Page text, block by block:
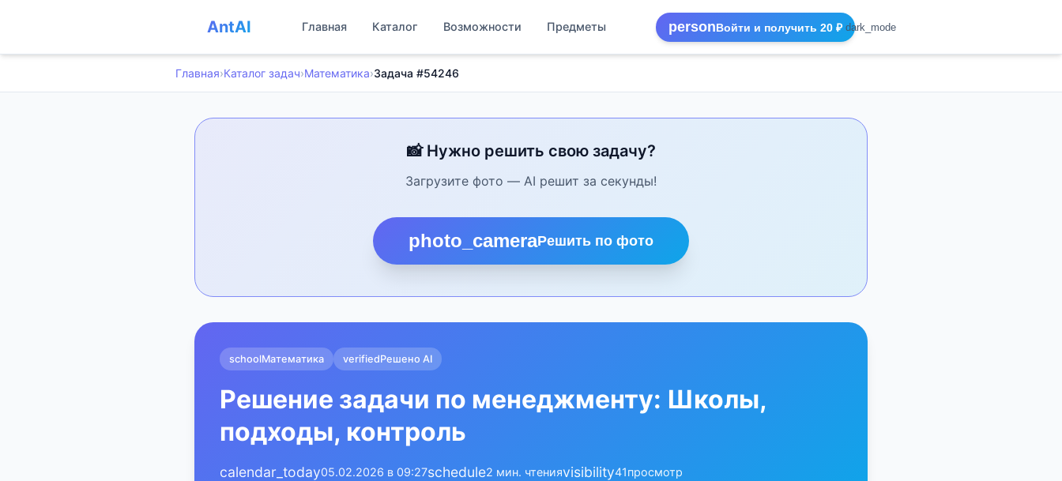
AntAI Главная Каталог Возможности Предметы personВойти и получить 20 ₽ dark_mode
Главная›Каталог задач›Математика›Задача #54246
📸 Нужно решить свою задачу?
Загрузите фото — AI решит за секунды!
photo_cameraРешить по фото
schoolМатематика verifiedРешено AI
Решение задачи по менеджменту: Школы,
подходы, контроль
calendar_today05.02.2026 в 09:27schedule2 мин. чтенияvisibility41просмотр